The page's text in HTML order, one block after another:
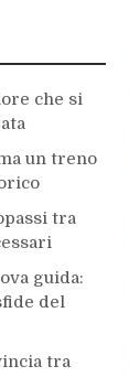
che si
un treno
tra
guida:
del
tra